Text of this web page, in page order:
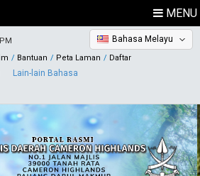
MENU
Bantuan Peta Laman Daftar
Bahasa Melayu
Lain-lain Bahasa